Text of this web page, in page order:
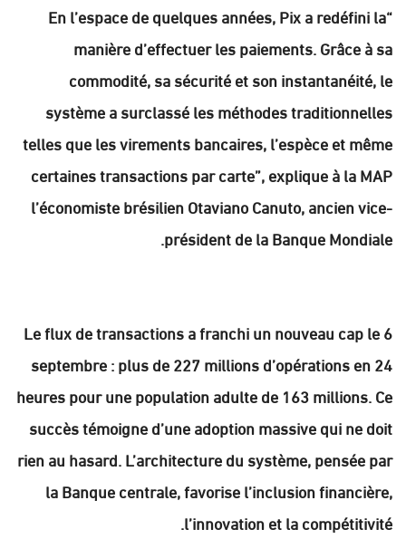
“En l’espace de quelques années, Pix a redéfini la
manière d’effectuer les paiements. Grâce à sa
commodité, sa sécurité et son instantanéité, le
système a surclassé les méthodes traditionnelles
telles que les virements bancaires, l’espèce et même
certaines transactions par carte”, explique à la MAP
l’économiste brésilien Otaviano Canuto, ancien vice-
président de la Banque Mondiale.
Le flux de transactions a franchi un nouveau cap le 6
septembre : plus de 227 millions d’opérations en 24
heures pour une population adulte de 163 millions. Ce
succès témoigne d’une adoption massive qui ne doit
rien au hasard. L’architecture du système, pensée par
la Banque centrale, favorise l’inclusion financière,
l’innovation et la compétitivité.